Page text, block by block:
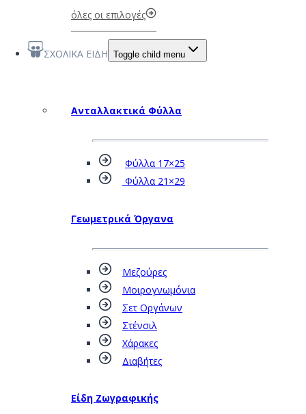
όλες οι επιλογές
ΣΧΟΛΙΚΑ ΕΙΔΗ Toggle child menu
Ανταλλακτικά Φύλλα
Φύλλα 17×25
Φύλλα 21×29
Γεωμετρικά Όργανα
Μεζούρες
Μοιρογνωμόνια
Σετ Οργάνων
Στένσιλ
Χάρακες
Διαβήτες
Είδη Ζωγραφικής